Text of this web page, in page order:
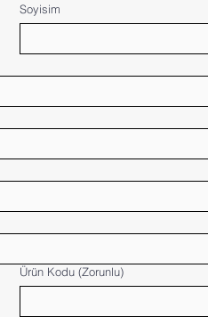
Soyisim
Ürün Kodu (Zorunlu)